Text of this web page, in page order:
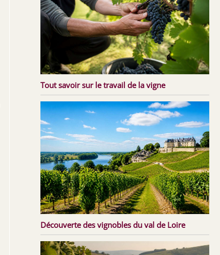
Tout savoir sur le travail de la vigne
Découverte des vignobles du val de Loire